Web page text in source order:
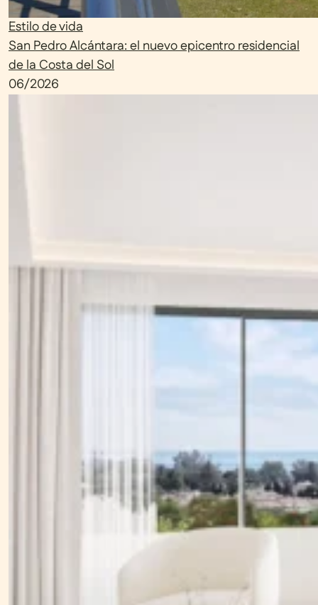
Estilo de vida
San Pedro Alcántara: el nuevo epicentro residencial
de la Costa del Sol
06/2026